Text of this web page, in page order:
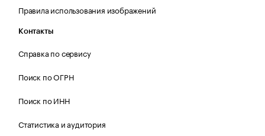
Правила использования изображений
Контакты
Справка по сервису
Поиск по ОГРН
Поиск по ИНН
Статистика и аудитория